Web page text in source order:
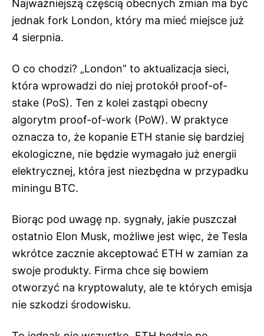
Najważniejszą częścią obecnych zmian ma być
jednak fork London, który ma mieć miejsce już
4 sierpnia.
O co chodzi? „London” to aktualizacja sieci,
która wprowadzi do niej protokół proof-of-
stake (PoS). Ten z kolei zastąpi obecny
algorytm proof-of-work (PoW). W praktyce
oznacza to, że kopanie ETH stanie się bardziej
ekologiczne, nie będzie wymagało już energii
elektrycznej, która jest niezbędna w przypadku
miningu BTC.
Biorąc pod uwagę np. sygnały, jakie puszczał
ostatnio Elon Musk, możliwe jest więc, że Tesla
wkrótce zacznie akceptować ETH w zamian za
swoje produkty. Firma chce się bowiem
otworzyć na kryptowaluty, ale te których emisja
nie szkodzi środowisku.